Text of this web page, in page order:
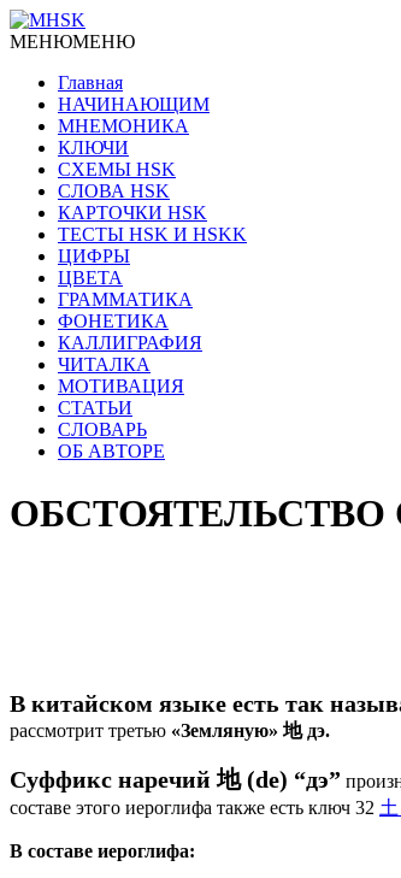
МЕНЮМЕНЮ
Главная
НАЧИНАЮЩИМ
МНЕМОНИКА
КЛЮЧИ
СХЕМЫ HSK
СЛОВА HSK
КАРТОЧКИ HSK
ТЕСТЫ HSK И HSKK
ЦИФРЫ
ЦВЕТА
ГРАММАТИКА
ФОНЕТИКА
КАЛЛИГРАФИЯ
ЧИТАЛКА
МОТИВАЦИЯ
СТАТЬИ
СЛОВАРЬ
ОБ АВТОРЕ
ОБСТОЯТЕЛЬСТВО
В китайском языке есть так
рассмотрит третью «Земляную» 地 дэ.
Суффикс наречий地(de) “дэ”
составе этого иероглифа также есть ключ 32 土
В составе иероглифа: